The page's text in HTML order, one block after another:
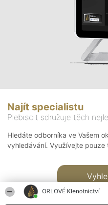
ORLOVÉ Klenotnictví
Najít specialistu
Plebiscit sdružuje těch
Hledáte odborníka ve Vašem
vyhledávání. Využívejte pouze